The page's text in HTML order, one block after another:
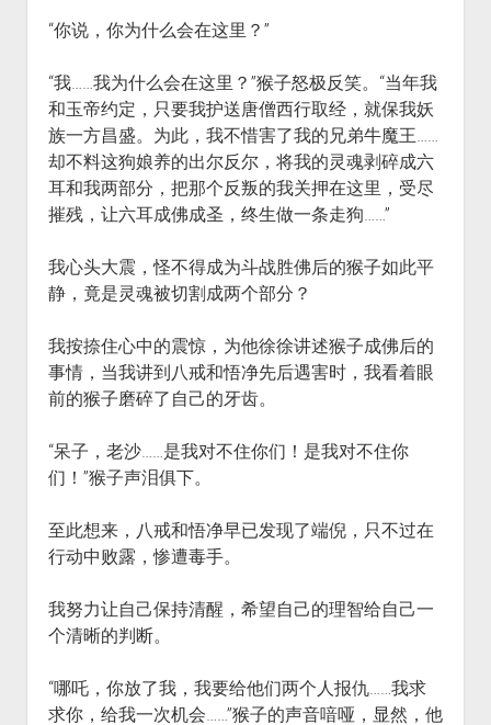
“你说，你为什么会在这里？”
“我……我为什么会在这里？”猴子怒极反笑。“当年我
和玉帝约定，只要我护送唐僧西行取经，就保我妖
族一方昌盛。为此，我不惜害了我的兄弟牛魔王……
却不料这狗娘养的出尔反尔，将我的灵魂剥碎成六
耳和我两部分，把那个反叛的我关押在这里，受尽
摧残，让六耳成佛成圣，终生做一条走狗……”
我心头大震，怪不得成为斗战胜佛后的猴子如此平
静，竟是灵魂被切割成两个部分？
我按捺住心中的震惊，为他徐徐讲述猴子成佛后的
事情，当我讲到八戒和悟净先后遇害时，我看着眼
前的猴子磨碎了自己的牙齿。
“呆子，老沙……是我对不住你们！是我对不住你
们！”猴子声泪俱下。
至此想来，八戒和悟净早已发现了端倪，只不过在
行动中败露，惨遭毒手。
我努力让自己保持清醒，希望自己的理智给自己一
个清晰的判断。
“哪吒，你放了我，我要给他们两个人报仇……我求
求你，给我一次机会……”猴子的声音喑哑，显然，他